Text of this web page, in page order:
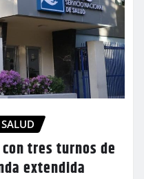
SALUD
tres turnos de
extendida